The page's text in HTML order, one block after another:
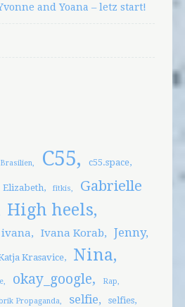
and Yoana – letz start!
Brasilien C55 c55.space
Elizabeth fitkis
Gabrielle
High heels
ivana Ivana Korab Jenny
Krasavice Nina
okay_google Rap
Propaganda selfie
selfies